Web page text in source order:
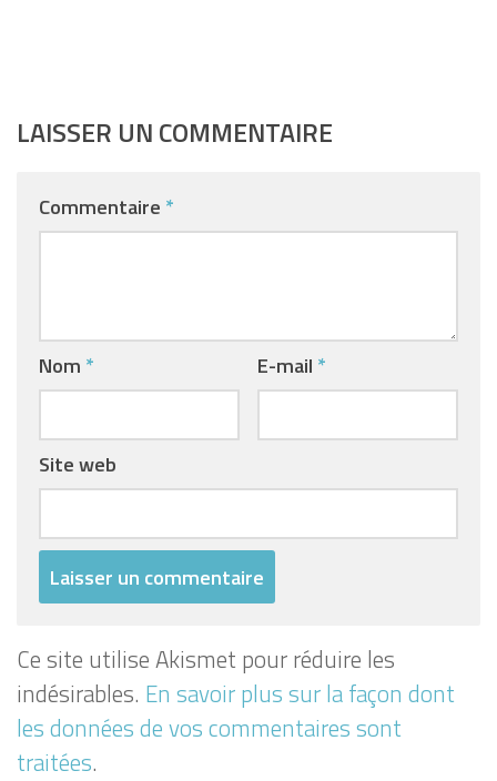
LAISSER UN COMMENTAIRE
Commentaire *
Nom * E-mail *
Site web
Ce site utilise Akismet pour réduire les
indésirables. En savoir plus sur la façon dont
les données de vos commentaires sont
traitées.